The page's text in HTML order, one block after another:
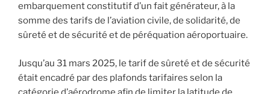
embarquement constitutif d’un fait générateur, à la
somme des tarifs de l’aviation civile, de solidarité, de
sûreté et de sécurité et de péréquation aéroportuaire.
Jusqu’au 31 mars 2025, le tarif de sûreté et de sécurité
était encadré par des plafonds tarifaires selon la